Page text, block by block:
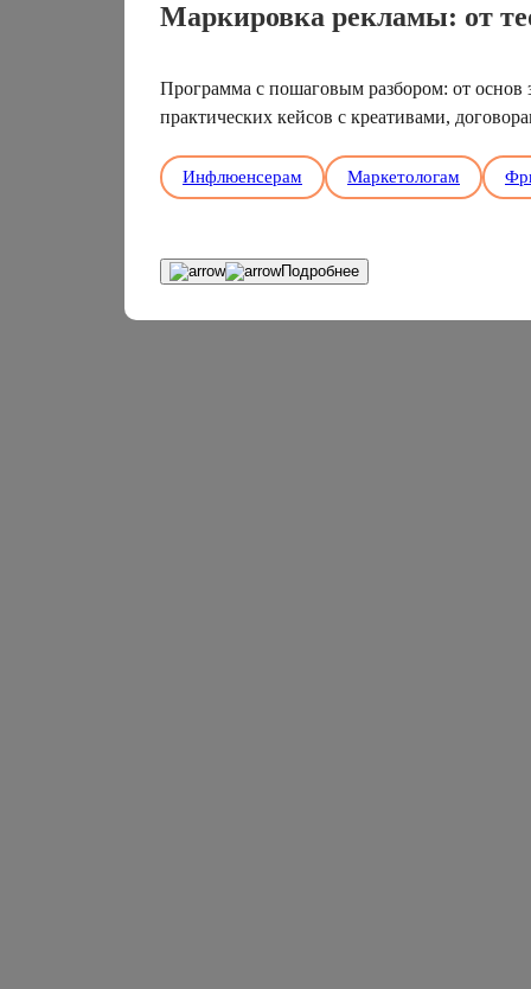
Маркировка рекламы: от
Программа с пошаговым разбором: от основ
практических кейсов с креативами,
Инфлюенсерам Маркетологам
Подробнее